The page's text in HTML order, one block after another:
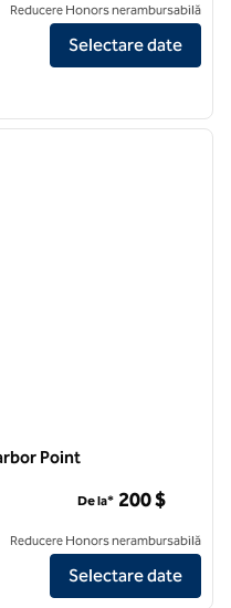
by Hilton Baltimore Harbor
Reducere Honors nerambursabilă
Selectare date
Point
Hilton Baltimore Harbor Point
De la* 200 $
Reducere Honors nerambursabilă
Selectare date
1/13